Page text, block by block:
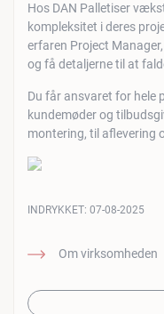
Hos DAN Palletiser
kompleksitet i deres
erfaren Project
og få detaljerne til at
Du får ansvaret for hele
kundemøder og
montering, til aflevering
Om virksomheden
INDRYKKET: 07-08-2025